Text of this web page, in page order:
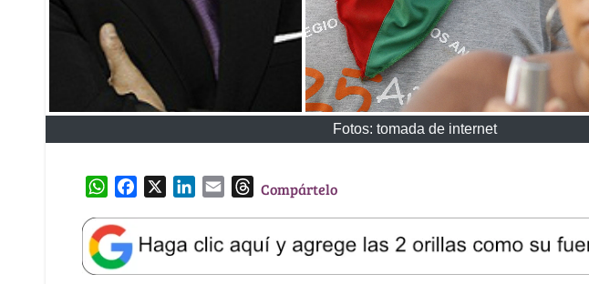
Fotos: tomada de internet
W
a
t
s
e
b
k
e
l
T
e
a
Compártelo